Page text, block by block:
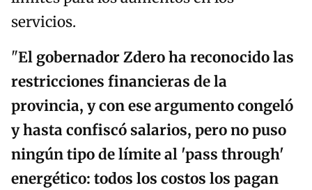
servicios.
"El gobernador Zdero ha reconocido las
restricciones financieras de la
provincia, y con ese argumento congeló
y hasta confiscó salarios, pero no puso
ningún tipo de límite al 'pass through'
energético: todos los costos los pagan